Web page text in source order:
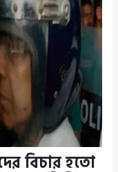
বিচার হতো